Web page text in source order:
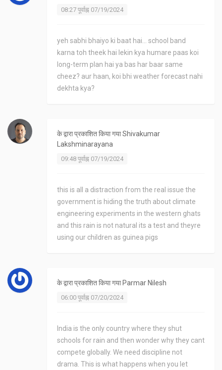
08:27 पूर्वाह्न 07/19/2024
yeh sabhi bhaiyo ki baat hai... school band
karna toh theek hai lekin kya humare paas koi
long-term plan hai ya bas har baar same
cheez? aur haan, koi bhi weather forecast nahi
dekhta kya?
के द्वारा प्रकाशित किया गयाShivakumar
Lakshminarayana
09:48 पूर्वाह्न 07/19/2024
this is all a distraction from the real issue the
government is hiding the truth about climate
engineering experiments in the western ghats
and this rain is not natural its a test and theyre
using our children as guinea pigs
के द्वारा प्रकाशित किया गया Parmar Nilesh
06:00 पूर्वाह्न 07/20/2024
India is the only country where they shut
schools for rain and then wonder why they cant
compete globally. We need discipline not
drama. This is what happens when you let